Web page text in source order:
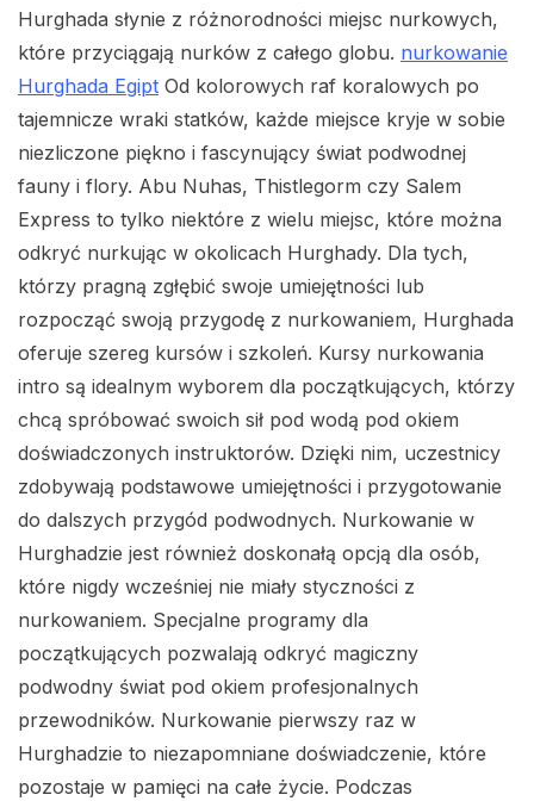
Hurghada słynie z różnorodności miejsc nurkowych,
które przyciągają nurków z całego globu. nurkowanie
Hurghada Egipt Od kolorowych raf koralowych po
tajemnicze wraki statków, każde miejsce kryje w sobie
niezliczone piękno i fascynujący świat podwodnej
fauny i flory. Abu Nuhas, Thistlegorm czy Salem
Express to tylko niektóre z wielu miejsc, które można
odkryć nurkując w okolicach Hurghady. Dla tych,
którzy pragną zgłębić swoje umiejętności lub
rozpocząć swoją przygodę z nurkowaniem, Hurghada
oferuje szereg kursów i szkoleń. Kursy nurkowania
intro są idealnym wyborem dla początkujących, którzy
chcą spróbować swoich sił pod wodą pod okiem
doświadczonych instruktorów. Dzięki nim, uczestnicy
zdobywają podstawowe umiejętności i przygotowanie
do dalszych przygód podwodnych. Nurkowanie w
Hurghadzie jest również doskonałą opcją dla osób,
które nigdy wcześniej nie miały styczności z
nurkowaniem. Specjalne programy dla
początkujących pozwalają odkryć magiczny
podwodny świat pod okiem profesjonalnych
przewodników. Nurkowanie pierwszy raz w
Hurghadzie to niezapomniane doświadczenie, które
pozostaje w pamięci na całe życie. Podczas